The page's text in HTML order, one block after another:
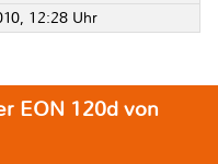
12:28 Uhr
EON 120d von